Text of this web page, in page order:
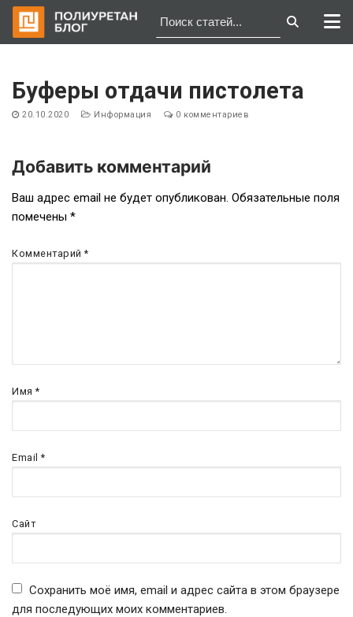
содержимому
Буферы отдачи пистолета
20.10.2020 Информация 0 комментариев
Навигация
по
записям
Добавить комментарий
Ваш адрес email не будет опубликован. Обязательные поля
помечены *
Комментарий*
Имя*
Email*
Сайт
Сохранить моё имя, email и адрес сайта в этом браузере
для последующих моих комментариев.